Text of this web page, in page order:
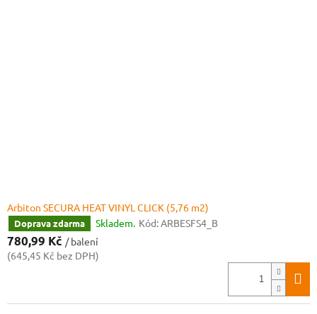
Arbiton SECURA HEAT VINYL CLICK (5,76 m2)
Doprava zdarma Skladem. Kód:ARBESFS4_B
780,99 Kč / balení
(645,45 Kč bez DPH)